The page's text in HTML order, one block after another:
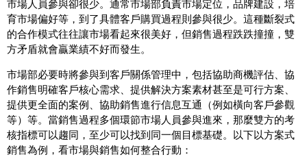
市場人員參與卻很少。通常市場部負責市場定位，品牌建設，培
育市場偏好等，到了具體客戶購買過程則參與很少。這種斷裂式
的合作模式往往讓市場看起來很美好，但銷售過程跌跌撞撞，雙
方矛盾就會贏業績不好而發生。
市場部必要時將參與到客戶關係管理中，包括協助商機評估、協
作銷售明確客戶核心需求、提供解決方案素材甚至是可行方案、
提供更全面的案例、協助銷售進行信息互通（例如橫向客戶參觀
等）等。當銷售過程多個環節市場人員參與進來，那麼雙方的考
核指標可以趨同，至少可以找到同一個目標基礎。以下以方案式
銷售為例，看市場與銷售如何整合行動：